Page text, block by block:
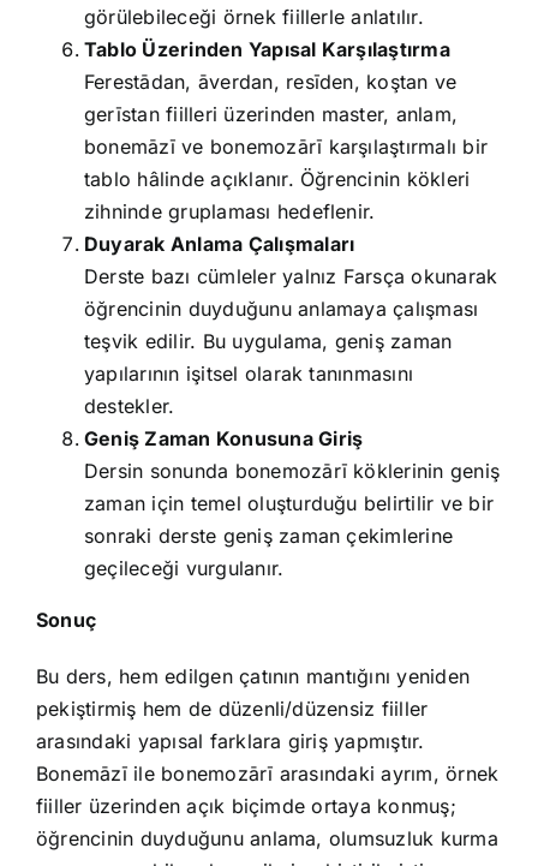
görülebileceği örnek fiillerle anlatılır.
Tablo Üzerinden Yapısal Karşılaştırma
Ferestādan, āverdan, resīden, koştan ve
gerīstan fiilleri üzerinden master, anlam,
bonemāzī ve bonemozārī karşılaştırmalı bir
tablo hâlinde açıklanır. Öğrencinin kökleri
zihninde gruplaması hedeflenir.
Duyarak Anlama Çalışmaları
Derste bazı cümleler yalnız Farsça okunarak
öğrencinin duyduğunu anlamaya çalışması
teşvik edilir. Bu uygulama, geniş zaman
yapılarının işitsel olarak tanınmasını
destekler.
Geniş Zaman Konusuna Giriş
Dersin sonunda bonemozārī köklerinin geniş
zaman için temel oluşturduğu belirtilir ve bir
sonraki derste geniş zaman çekimlerine
geçileceği vurgulanır.
Sonuç
Bu ders, hem edilgen çatının mantığını yeniden
pekiştirmiş hem de düzenli/düzensiz fiiller
arasındaki yapısal farklara giriş yapmıştır.
Bonemāzī ile bonemozārī arasındaki ayrım, örnek
fiiller üzerinden açık biçimde ortaya konmuş;
öğrencinin duyduğunu anlama, olumsuzluk kurma